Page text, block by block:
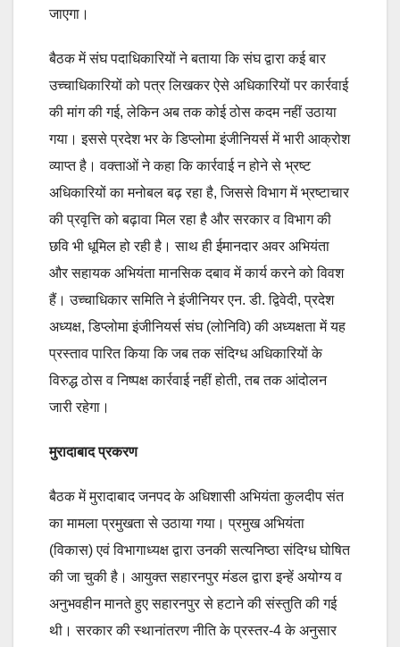
जाएगा।
बैठक में संघ पदाधिकारियों ने बताया कि संघ द्वारा कई बार
उच्चाधिकारियों को पत्र लिखकर ऐसे अधिकारियों पर कार्रवाई
की मांग की गई, लेकिन अब तक कोई ठोस कदम नहीं उठाया
गया। इससे प्रदेश भर के डिप्लोमा इंजीनियर्स में भारी आक्रोश
व्याप्त है। वक्ताओं ने कहा कि कार्रवाई न होने से भ्रष्ट
अधिकारियों का मनोबल बढ़ रहा है, जिससे विभाग में भ्रष्टाचार
की प्रवृत्ति को बढ़ावा मिल रहा है और सरकार व विभाग की
छवि भी धूमिल हो रही है। साथ ही ईमानदार अवर अभियंता
और सहायक अभियंता मानसिक दबाव में कार्य करने को विवश
हैं। उच्चाधिकार समिति ने इंजीनियर एन. डी. द्विवेदी, प्रदेश
अध्यक्ष, डिप्लोमा इंजीनियर्स संघ (लोनिवि) की अध्यक्षता में यह
प्रस्ताव पारित किया कि जब तक संदिग्ध अधिकारियों के
विरुद्ध ठोस व निष्पक्ष कार्रवाई नहीं होती, तब तक आंदोलन
जारी रहेगा।
मुरादाबाद प्रकरण
बैठक में मुरादाबाद जनपद के अधिशासी अभियंता कुलदीप संत
का मामला प्रमुखता से उठाया गया। प्रमुख अभियंता
(विकास) एवं विभागाध्यक्ष द्वारा उनकी सत्यनिष्ठा संदिग्ध घोषित
की जा चुकी है। आयुक्त सहारनपुर मंडल द्वारा इन्हें अयोग्य व
अनुभवहीन मानते हुए सहारनपुर से हटाने की संस्तुति की गई
थी। सरकार की स्थानांतरण नीति के प्रस्तर-4 के अनुसार